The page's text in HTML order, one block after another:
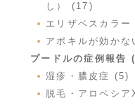
し） (17)
エリザベスカラ
アポキルが効か
プードルの症例報告
湿疹・膿皮症 (5)
脱毛・アロペシ